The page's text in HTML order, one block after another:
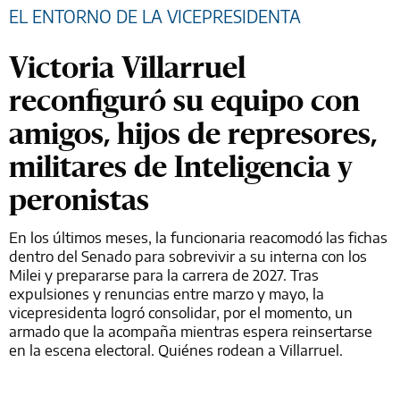
EL ENTORNO DE LA VICEPRESIDENTA
Victoria Villarruel
reconfiguró su equipo con
amigos, hijos de represores,
militares de Inteligencia y
peronistas
En los últimos meses, la funcionaria reacomodó las fichas
dentro del Senado para sobrevivir a su interna con los
Milei y prepararse para la carrera de 2027. Tras
expulsiones y renuncias entre marzo y mayo, la
vicepresidenta logró consolidar, por el momento, un
armado que la acompaña mientras espera reinsertarse
en la escena electoral. Quiénes rodean a Villarruel.